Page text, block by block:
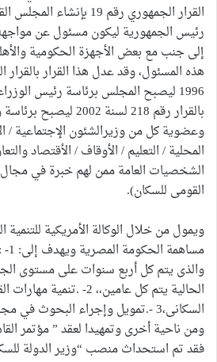
القرار الجمهوري رقم 19
رئيس الجمهورية ليكون مسئول عن مواجهة
إلى جنب مع بعض الأجهزة الحكومية
1996 ليصبح المجلس برئاسة رئيس
بالقرار رقم 218 لسنة
وعضوية كل من وزيرالشئون الإجتماعية /
المحلية / التعليم / الأوقاف / الأقتصاد
الشخصيات العامة ممن لهم خبرة في
القومى للسكان).
ويمول من خلال الوكالة الأمريكية للتنمية
والذى يتم كل أربع سنوات على مستوى
الحالية يتم كل عامين،، 2-
السكانى،3 -.تمويل وإجراء البحوث
فقد تم استحداث منصب “وزير الدولة